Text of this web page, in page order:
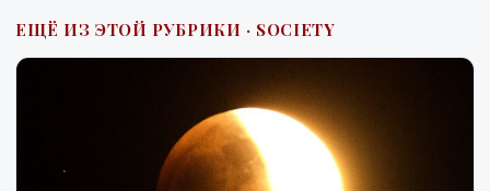
ЕЩЁ ИЗ ЭТОЙ РУБРИКИ · SOCIETY